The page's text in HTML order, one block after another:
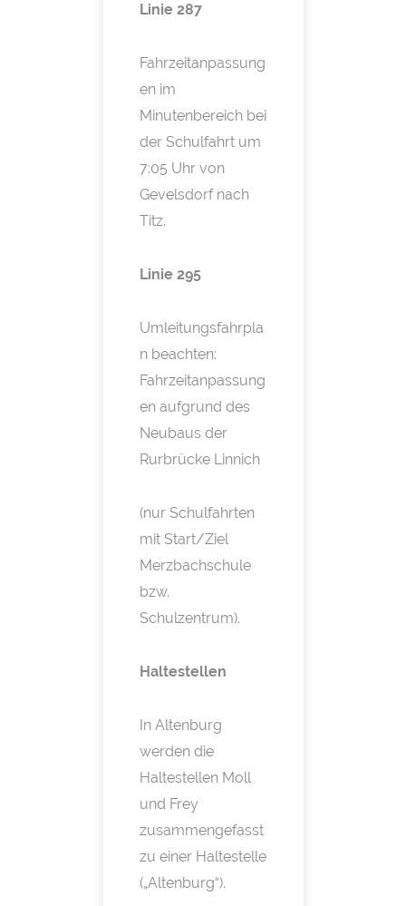
Linie 287
Fahrzeitanpassung
en im
Minutenbereich bei
der Schulfahrt um
7:05 Uhr von
Gevelsdorf nach
Titz.
Linie 295
Umleitungsfahrpla
n beachten:
Fahrzeitanpassung
en aufgrund des
Neubaus der
Rurbrücke Linnich
(nur Schulfahrten
mit Start/Ziel
Merzbachschule
bzw.
Schulzentrum).
Haltestellen
In Altenburg
werden die
Haltestellen Moll
und Frey
zusammengefasst
zu einer Haltestelle
(„Altenburg“).